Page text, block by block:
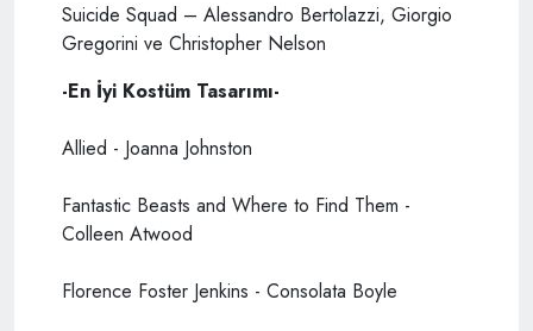
Suicide Squad – Alessandro Bertolazzi, Giorgio
Gregorini ve Christopher Nelson
-En İyi Kostüm Tasarımı-
Allied - Joanna Johnston
Fantastic Beasts and Where to Find Them -
Colleen Atwood
Florence Foster Jenkins - Consolata Boyle